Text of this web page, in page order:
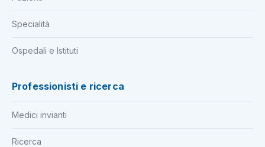
Specialità
Ospedali e Istituti
Professionisti e ricerca
Medici invianti
Ricerca